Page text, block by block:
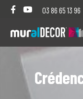
03 86 65 13 96